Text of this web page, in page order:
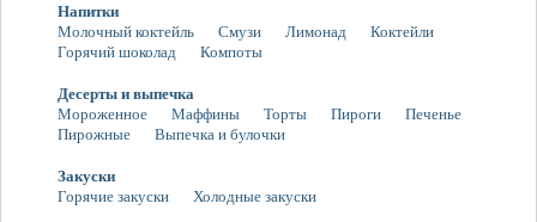
Напитки
Молочный коктейль
Смузи Лимонад
Коктейли
Горячий шоколад
Компоты
Десерты и выпечка
Мороженное
Маффины Торты Пироги
Печенье
Пирожные
Выпечка и булочки
Закуски
Горячие закуски
Холодные закуски